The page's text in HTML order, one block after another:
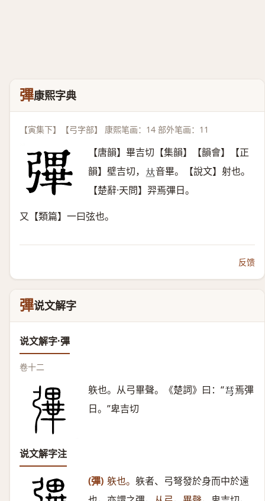
彃康熙字典
【寅集下】【弓字部】 康熙笔画：14 部外笔画：11
【唐韻】畢吉切【集韻】【韻會】【正
韻】壁吉切， 𠀤音畢。【說文】射也。
【楚辭·天問】羿焉彃日。
又【類篇】一曰弦也。
反馈
彃说文解字
说文解字·彃
卷十二
䠶也。从弓畢聲。《楚詞》曰：“𢏗焉彃
日。”卑吉切
说文解字注
(彃) 䠶也。 䠶者、弓弩發於身而中於遠